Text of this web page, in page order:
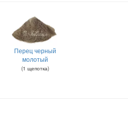
Перец черный
молотый
(1 щепотка)